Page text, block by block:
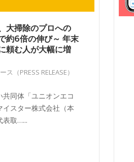
大掃除のプロへの
約6倍の伸び～ 年末
頼む人が大幅に増
ス（PRESS RELEASE）
同体「ユニオンエコ
イスター株式会社（本
表取…...